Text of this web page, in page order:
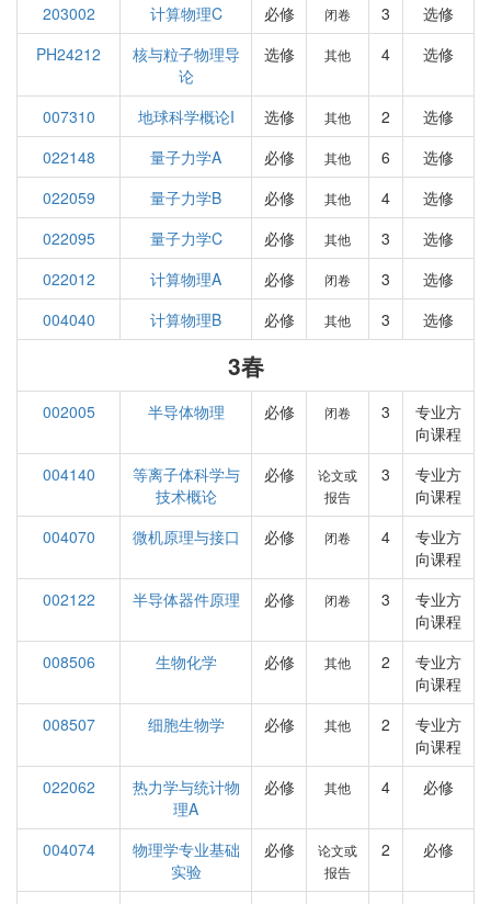
203002
计算物理C 必修 闭卷 3
选修
PH24212
核与粒子物理导
论
选修 其他 4 选修
007310 地球科学概论I 选修 其他 2
选修
022148
量子力学A 必修 其他 6
选修
022059
量子力学B 必修 其他 4
选修
022095
量子力学C 必修 其他 3
选修
022012
计算物理A 必修 闭卷 3
选修
004040
计算物理B 必修 其他 3 选修
3春
002005 半导体物理 必修 闭卷 3
专业方
向课程
004140
等离子体科学与
技术概论
必修
论文或
报告
3
专业方
向课程
004070
微机原理与接口 必修 闭卷 4
专业方
向课程
002122
半导体器件原理 必修 闭卷 3
专业方
向课程
008506
生物化学 必修 其他 2
专业方
向课程
008507
细胞生物学 必修 其他 2
专业方
向课程
022062
热力学与统计物
理A
必修 其他 4 必修
004074
物理学专业基础
实验
必修
论文或
报告
2 必修